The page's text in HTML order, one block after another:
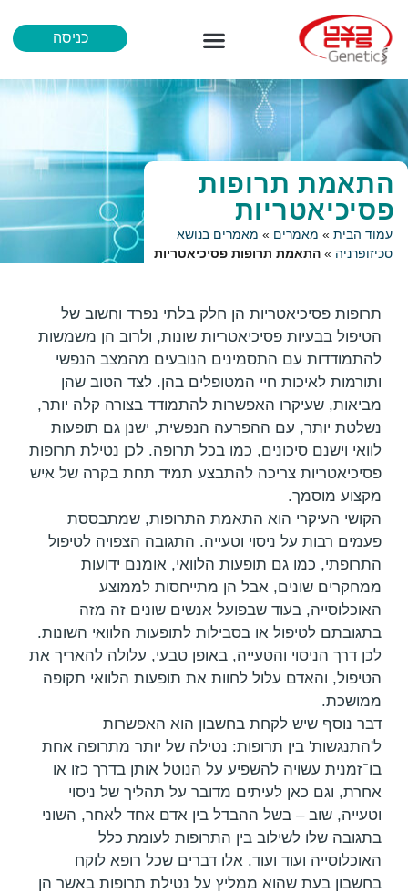
כניסה
התאמת תרופות
פסיכיאטריות
עמוד הבית » מאמרים » מאמרים בנושא
סכיזופרניה » התאמת תרופות פסיכיאטריות
תרופות פסיכיאטריות הן חלק בלתי נפרד וחשוב של
הטיפול בבעיות פסיכיאטריות שונות, ולרוב הן משמשות
להתמודדות עם התסמינים הנובעים מהמצב הנפשי
ותורמות לאיכות חיי המטופלים בהן. לצד הטוב שהן
מביאות, שעיקרו האפשרות להתמודד בצורה קלה יותר,
נשלטת יותר, עם ההפרעה הנפשית, ישנן גם תופעות
לוואי וישנם סיכונים, כמו בכל תרופה. לכן נטילת תרופות
פסיכיאטריות צריכה להתבצע תמיד תחת בקרה של איש
מקצוע מוסמך.
הקושי העיקרי הוא התאמת התרופות, שמתבססת
פעמים רבות על ניסוי וטעייה. התגובה הצפויה לטיפול
התרופתי, כמו גם תופעות הלוואי, אומנם ידועות
ממחקרים שונים, אבל הן מתייחסות לממוצע
האוכלוסייה, בעוד שבפועל אנשים שונים זה מזה
בתגובתם לטיפול או בסבילות לתופעות הלוואי השונות.
לכן דרך הניסוי והטעייה, באופן טבעי, עלולה להאריך את
הטיפול, והאדם עלול לחוות את תופעות הלוואי תקופה
ממושכת.
דבר נוסף שיש לקחת בחשבון הוא האפשרות
ל'התנגשות' בין תרופות: נטילה של יותר מתרופה אחת
בו־זמנית עשויה להשפיע על הנוטל אותן בדרך כזו או
אחרת, וגם כאן לעיתים מדובר על תהליך של ניסוי
וטעייה, שוב – בשל ההבדל בין אדם אחד לאחר, השוני
בתגובה שלו לשילוב בין התרופות לעומת כלל
האוכלוסייה ועוד ועוד. אלו דברים שכל רופא לוקח
בחשבון בעת שהוא ממליץ על נטילת תרופות באשר הן